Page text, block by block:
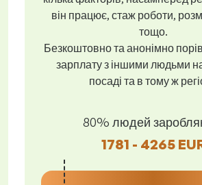
він працює, стаж роботи,
тощо.
Безкоштовно та анонімно
зарплату з іншими людьми на
посаді та в тому ж
80% людей
1781 - 4265